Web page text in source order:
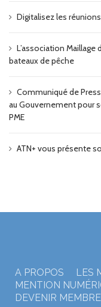
Digitalisez les
L’association
bateaux de pêche
Communiqué de
au Gouvernement pour
PME
ATN+ vous présente
A PROPOS LES
MENTION
DEVENIR MEMBRE